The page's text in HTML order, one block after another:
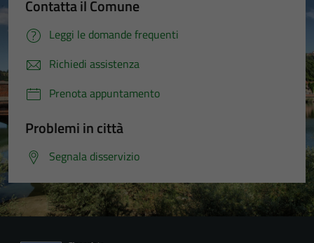
Contatta il Comune
Leggi le domande frequenti
Richiedi assistenza
Prenota appuntamento
Problemi in città
Segnala disservizio